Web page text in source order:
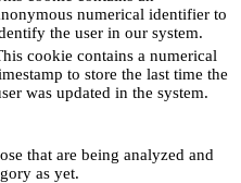
numerical identifier to
the user in our system.
cookie contains a numerical
to store the last time the
was updated in the system.
that are being analyzed and
as yet.